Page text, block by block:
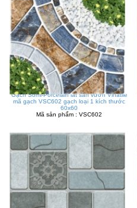
Gạch Somi-Porcelain lát sân vườn Vinatile
mã gạch VSC602 gạch loại 1 kích thước
60x60
Mã sản phẩm : VSC602